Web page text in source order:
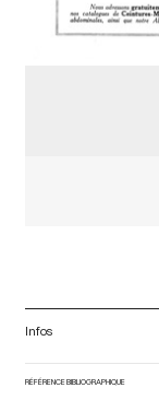
Infos
RÉFÉRENCE BIBLIOGRAPHIQUE